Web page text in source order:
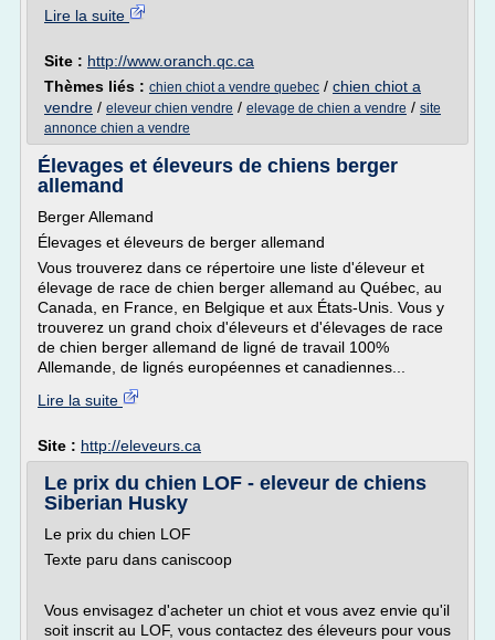
Lire la suite
Site : http://www.oranch.qc.ca
Thèmes liés : chien chiot a vendre quebec / chien chiot a
vendre / eleveur chien vendre / elevage de chien a vendre / site
annonce chien a vendre
Élevages et éleveurs de chiens berger
allemand
Berger Allemand
Élevages et éleveurs de berger allemand
Vous trouverez dans ce répertoire une liste d'éleveur et
élevage de race de chien berger allemand au Québec, au
Canada, en France, en Belgique et aux États-Unis. Vous y
trouverez un grand choix d'éleveurs et d'élevages de race
de chien berger allemand de ligné de travail 100%
Allemande, de lignés européennes et canadiennes...
Lire la suite
Site : http://eleveurs.ca
Le prix du chien LOF - eleveur de chiens
Siberian Husky
Le prix du chien LOF
Texte paru dans caniscoop
Vous envisagez d'acheter un chiot et vous avez envie qu'il
soit inscrit au LOF, vous contactez des éleveurs pour vous